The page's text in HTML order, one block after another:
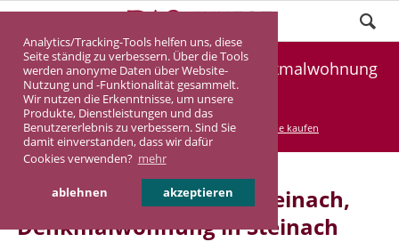
Analytics/Tracking-Tools helfen uns, diese
Seite ständig zu verbessern. Über die Tools
werden anonyme Daten über Website-
Nutzung und -Funktionalität gesammelt.
Wir nutzen die Erkenntnisse, um unsere
Produkte, Dienstleistungen und das
Benutzererlebnis zu verbessern. Sind Sie
damit einverstanden, dass wir dafür
Cookies verwenden? mehr
ablehnen akzeptieren
Denkmalimmobilie Steinach, Denkmalwohnung
Steinach
DASINVEST Service Denkmalimmobilie kaufen
Denkmalimmobilie in Steinach,
Denkmalwohnung in Steinach